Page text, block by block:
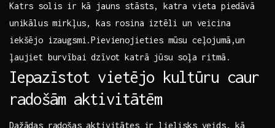
Katrs solis ir kā jauns stāsts, katra vieta ​piedāvā
⁢unikālus mirkļus, kas rosina iztēli un veicina‍
iekšējo izaugsmi.Pievienojieties mūsu ceļojumā,un
ļaujiet ​burvībai dzīvot ‍katrā ⁣jūsu soļa ritmā.
Iepazīstot vietējo kultūru caur
radošām aktivitātēm
Dažādas radošas aktivitātes ir lielisks ‍veids, kā